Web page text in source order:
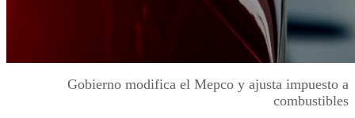
Gobierno modifica el Mepco y ajusta impuesto a
combustibles